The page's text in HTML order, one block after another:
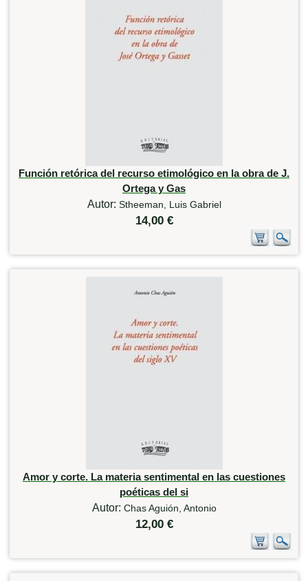
Función retórica del recurso etimológico en la obra de J.
Ortega y Gas
Autor: Stheeman, Luis Gabriel
14,00 €
Amor y corte. La materia sentimental en las cuestiones
poéticas del si
Autor: Chas Aguión, Antonio
12,00 €